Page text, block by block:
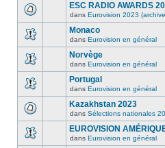
ESC RADIO AWARDS
dans Eurovision 2023
Monaco
dans Eurovision en général
Norvège
dans Eurovision en général
Portugal
dans Eurovision en général
Kazakhstan 2023
dans Sélections nationales
EUROVISION
dans Eurovision en général